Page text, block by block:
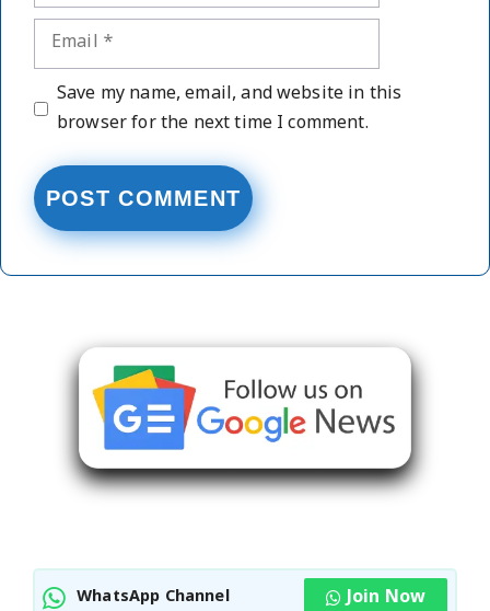
Email
Website
Save my name, email, and website in this
browser for the next time I comment.
WhatsApp Channel Join Now